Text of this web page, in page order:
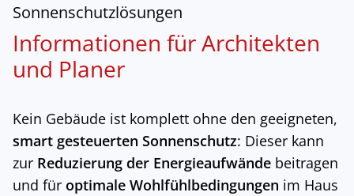
Sonnenschutzlösungen
Informationen für Architekten
und Planer
Kein Gebäude ist komplett ohne den geeigneten,
smart gesteuerten Sonnenschutz: Dieser kann
zur Reduzierung der Energieaufwände beitragen
und für optimale Wohlfühlbedingungen im Haus